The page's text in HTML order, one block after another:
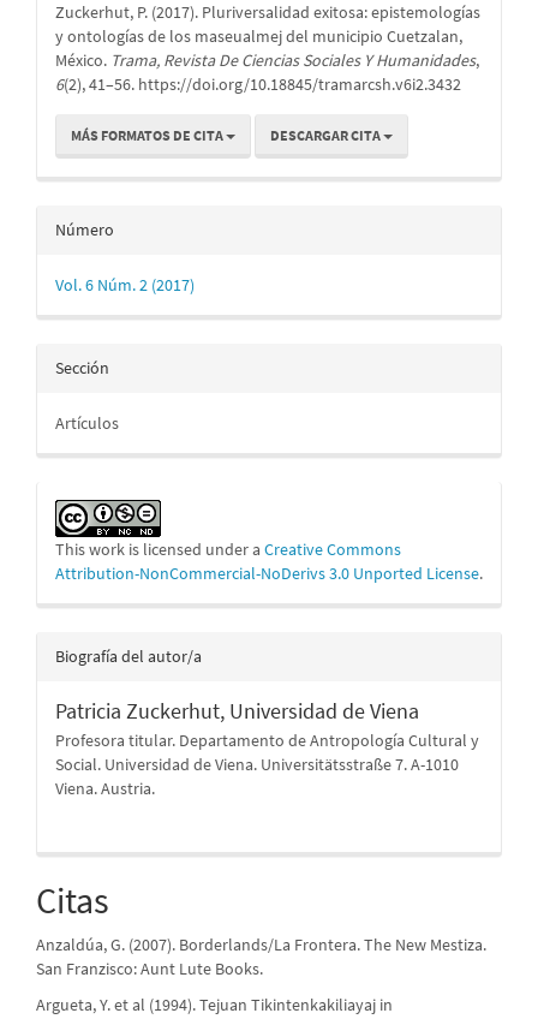
artículo
Zuckerhut, P. (2017). Pluriversalidad exitosa: epistemologías
y ontologías de los maseualmej del municipio Cuetzalan,
México. Trama, Revista De Ciencias Sociales Y Humanidades,
6(2), 41–56. https://doi.org/10.18845/tramarcsh.v6i2.3432
MÁS FORMATOS DE CITA DESCARGAR CITA
Número
Vol. 6 Núm. 2 (2017)
Sección
Artículos
This work is licensed under a Creative Commons
Attribution-NonCommercial-NoDerivs 3.0 Unported License.
Biografía del autor/a
Patricia Zuckerhut, Universidad de Viena
Profesora titular. Departamento de Antropología Cultural y
Social. Universidad de Viena. Universitätsstraße 7. A-1010
Viena. Austria.
Citas
Anzaldúa, G. (2007). Borderlands/La Frontera. The New Mestiza.
San Franzisco: Aunt Lute Books.
Argueta, Y. et al (1994). Tejuan Tikintenkakiliayaj in